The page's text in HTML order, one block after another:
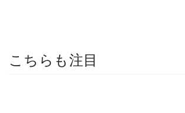
こちらも注目